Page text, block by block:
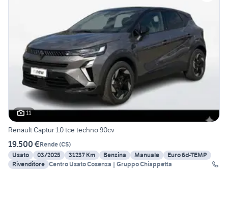
11
Renault Captur 1.0 tce techno 90cv
19.500 €Rende(CS)
Usato
03/2025 31237 Km Benzina Manuale
Euro 6d-TEMP
Rivenditore Centro Usato Cosenza | Gruppo Chiappetta